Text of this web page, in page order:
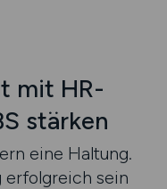
mit HR-
stärken
eine Haltung.
erfolgreich sein